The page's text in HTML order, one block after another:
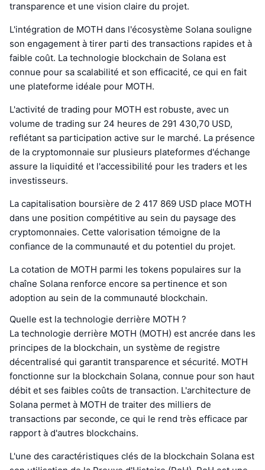
transparence et une vision claire du projet.
L'intégration de MOTH dans l'écosystème Solana souligne
son engagement à tirer parti des transactions rapides et à
faible coût. La technologie blockchain de Solana est
connue pour sa scalabilité et son efficacité, ce qui en fait
une plateforme idéale pour MOTH.
L'activité de trading pour MOTH est robuste, avec un
volume de trading sur 24 heures de 291 430,70 USD,
reflétant sa participation active sur le marché. La présence
de la cryptomonnaie sur plusieurs plateformes d'échange
assure la liquidité et l'accessibilité pour les traders et les
investisseurs.
La capitalisation boursière de 2 417 869 USD place MOTH
dans une position compétitive au sein du paysage des
cryptomonnaies. Cette valorisation témoigne de la
confiance de la communauté et du potentiel du projet.
La cotation de MOTH parmi les tokens populaires sur la
chaîne Solana renforce encore sa pertinence et son
adoption au sein de la communauté blockchain.
Quelle est la technologie derrière MOTH ?
La technologie derrière MOTH (MOTH) est ancrée dans les
principes de la blockchain, un système de registre
décentralisé qui garantit transparence et sécurité. MOTH
fonctionne sur la blockchain Solana, connue pour son haut
débit et ses faibles coûts de transaction. L'architecture de
Solana permet à MOTH de traiter des milliers de
transactions par seconde, ce qui le rend très efficace par
rapport à d'autres blockchains.
L'une des caractéristiques clés de la blockchain Solana est